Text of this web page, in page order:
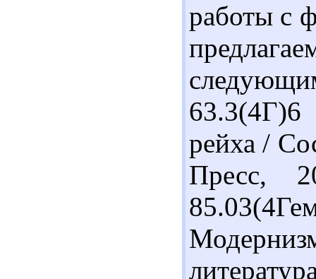
работы с
63.3(4Г)6
рейха /
Пресс,